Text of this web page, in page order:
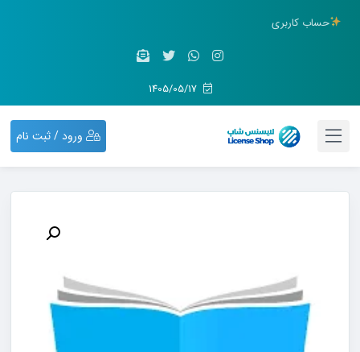
حساب کاربری
1405/05/17
ورود / ثبت نام